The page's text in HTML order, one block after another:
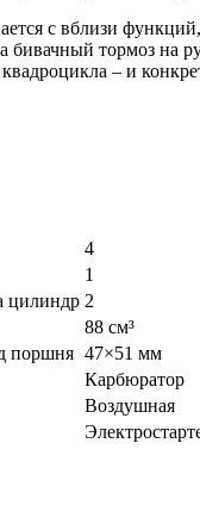
с вблизи
бивачный тормоз на
– и
4
1
цилиндр 2
88 см³
поршня 47×51 мм
Карбюратор
Воздушная